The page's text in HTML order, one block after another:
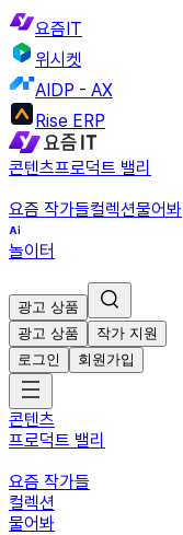
요즘IT
위시켓
AIDP - AX
Rise ERP
콘텐츠프로덕트 밸리
요즘 작가들컬렉션물어봐
놀이터
광고 상품
광고 상품
작가 지원
로그인
회원가입
콘텐츠
프로덕트 밸리
요즘 작가들
컬렉션
물어봐